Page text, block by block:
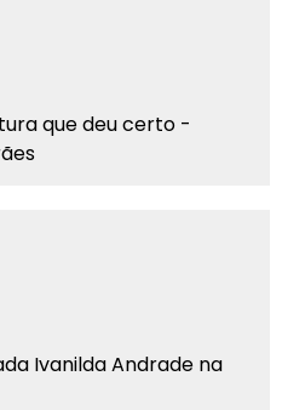
que deu certo -
Ivanilda Andrade na